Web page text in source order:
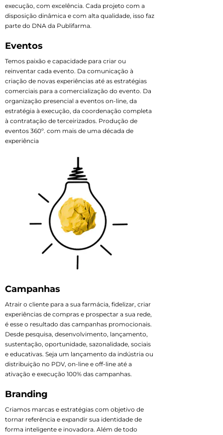
execução, com excelência. Cada projeto com a
disposição dinâmica e com alta qualidade, isso faz
parte do DNA da Publifarma.
Eventos
Temos paixão e capacidade para criar ou
reinventar cada evento. Da comunicação à
criação de novas experiências até as estratégias
comerciais para a comercialização do evento. Da
organização presencial a eventos on-line, da
estratégia à execução, da coordenação completa
à contratação de terceirizados. Produção de
eventos 360º. com mais de uma década de
experiência
Campanhas
Atrair o cliente para a sua farmácia, fidelizar, criar
experiências de compras e prospectar a sua rede,
é esse o resultado das campanhas promocionais.
Desde pesquisa, desenvolvimento, lançamento,
sustentação, oportunidade, sazonalidade, sociais
e educativas. Seja um lançamento da indústria ou
distribuição no PDV, on-line e off-line até a
ativação e execução 100% das campanhas.
Branding
Criamos marcas e estratégias com objetivo de
tornar referência e expandir sua identidade de
forma inteligente e inovadora. Além de todo